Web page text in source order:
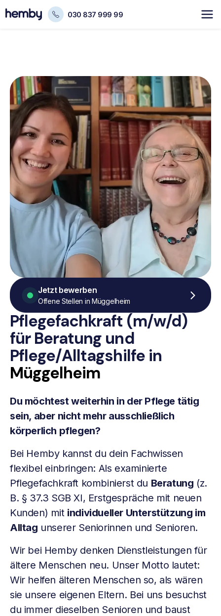
030 837 999 99
Pflegefachkraft (m/w/d)
für Beratung und
Pflege/Alltagshilfein
Müggelheim
Du möchtest weiterhin in der Pflege tätig
sein, aber nicht mehr ausschließlich
körperlich pflegen?
Bei Hemby kannst du dein Fachwissen
flexibel einbringen: Als examinierte
Pflegefachkraft kombinierst du Beratung (z.
B. § 37.3 SGB XI, Erstgespräche mit neuen
Kunden) mit individueller Unterstützung im
Alltag unserer Seniorinnen und Senioren.
Wir bei Hemby denken Dienstleistungen für
ältere Menschen neu. Unser Motto lautet:
Wir helfen älteren Menschen so, als wären
sie unsere eigenen Eltern. Bei uns besuchst
du immer dieselben Senioren und baust
Jetzt bewerben
Offene Stellen in Müggelheim